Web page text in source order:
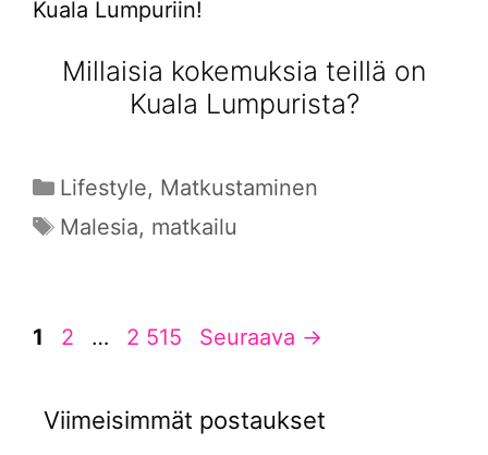
Kuala Lumpuriin!
Millaisia kokemuksia teillä on
Kuala Lumpurista?
Kategoriat
Lifestyle, Matkustaminen
Avainsanat
Malesia, matkailu
Sivu
1 Sivu
2 … Sivu
2 515 Seuraava →
Viimeisimmät postaukset